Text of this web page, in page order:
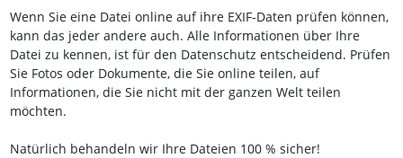
Wenn Sie eine Datei online auf ihre EXIF-Daten prüfen können,
kann das jeder andere auch. Alle Informationen über Ihre
Datei zu kennen, ist für den Datenschutz entscheidend. Prüfen
Sie Fotos oder Dokumente, die Sie online teilen, auf
Informationen, die Sie nicht mit der ganzen Welt teilen
möchten.
Natürlich behandeln wir Ihre Dateien 100 % sicher!